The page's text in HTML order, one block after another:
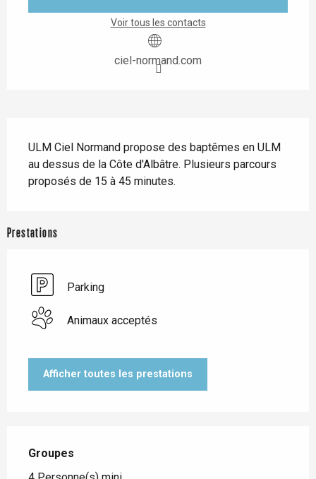
Voir tous les contacts
ciel-normand.com
ULM Ciel Normand propose des baptêmes en ULM
au dessus de la Côte d'Albâtre. Plusieurs parcours
proposés de 15 à 45 minutes.
Prestations
Parking
Animaux acceptés
Afficher toutes les prestations
Groupes
Groupes